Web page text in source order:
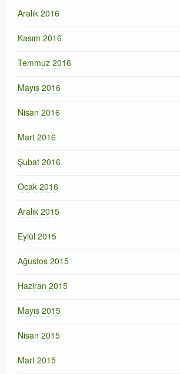
Aralık 2016
Kasım 2016
Temmuz 2016
Mayıs 2016
Nisan 2016
Mart 2016
Şubat 2016
Ocak 2016
Aralık 2015
Eylül 2015
Ağustos 2015
Haziran 2015
Mayıs 2015
Nisan 2015
Mart 2015